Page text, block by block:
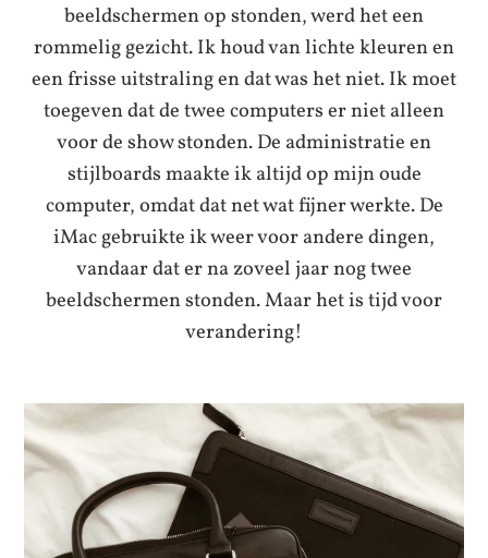
beeldschermen op stonden, werd het een
rommelig gezicht. Ik houd van lichte kleuren en
een frisse uitstraling en dat was het niet. Ik moet
toegeven dat de twee computers er niet alleen
voor de show stonden. De administratie en
stijlboards maakte ik altijd op mijn oude
computer, omdat dat net wat fijner werkte. De
iMac gebruikte ik weer voor andere dingen,
vandaar dat er na zoveel jaar nog twee
beeldschermen stonden. Maar het is tijd voor
verandering!